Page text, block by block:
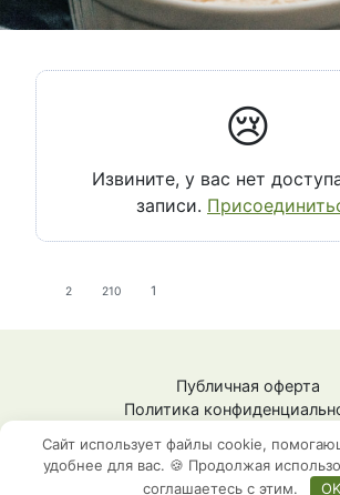
😢
Извините, у вас нет
записи.
2 210 1
Публичная оферта
Политика
ИНН: 592009148101
Сайт использует файлы cookie,
удобнее для вас. 🍪 Продолжая
соглашаетесь с этим.
OK